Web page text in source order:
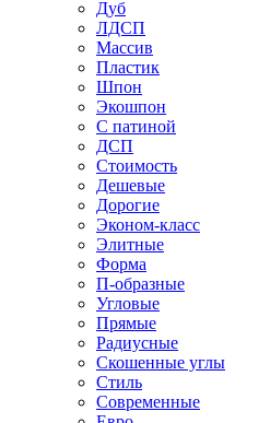
Дуб
ЛДСП
Массив
Пластик
Шпон
Экошпон
С патиной
ДСП
Стоимость
Дешевые
Дорогие
Эконом-класс
Элитные
Форма
П-образные
Угловые
Прямые
Радиусные
Скошенные углы
Стиль
Современные